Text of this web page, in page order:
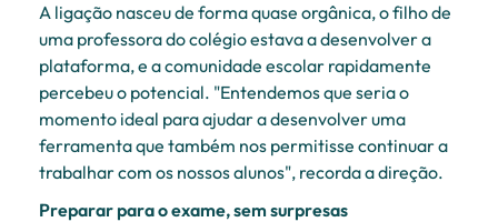
A ligação nasceu de forma quase orgânica, o filho de
uma professora do colégio estava a desenvolver a
plataforma, e a comunidade escolar rapidamente
percebeu o potencial. "Entendemos que seria o
momento ideal para ajudar a desenvolver uma
ferramenta que também nos permitisse continuar a
trabalhar com os nossos alunos", recorda a direção.
Preparar para o exame, sem surpresas